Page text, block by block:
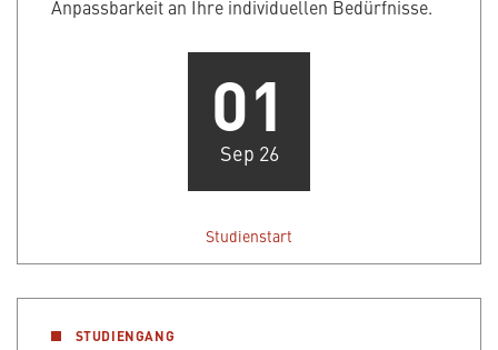
Anpassbarkeit an Ihre individuellen Bedürfnisse.
01
Sep 26
Studienstart
STUDIENGANG